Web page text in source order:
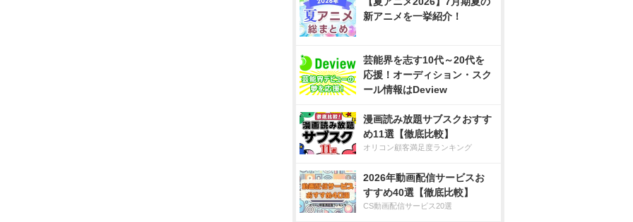
新アニメを一挙紹介！
芸能界を志す10代～20代を
応援！オーディション・スク
ール情報はDeview
漫画読み放題サブスクおすす
め11選【徹底比較】
オリコン顧客満足度ランキング
2026年動画配信サービスお
すすめ40選【徹底比較】
CS動画配信サービス20選